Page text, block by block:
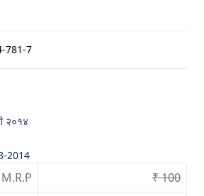
781-7
२०१४
2014
M.R.P
₹ 100